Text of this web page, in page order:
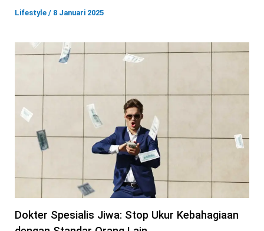
Lifestyle / 8 Januari 2025
Dokter Spesialis Jiwa: Stop Ukur Kebahagiaan